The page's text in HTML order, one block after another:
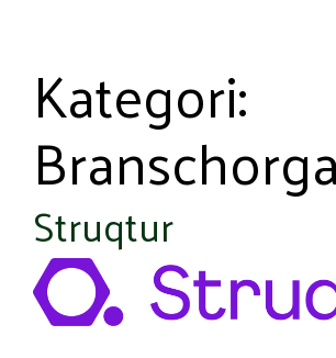
Kategori:
Struqtur